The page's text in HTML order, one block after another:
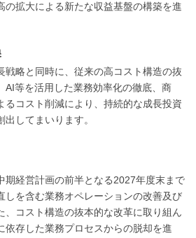
の拡大による新たな収益基盤の構築を進
戦略と同時に、従来の高コスト構造の抜
AI等を活用した業務効率化の徹底、商
るコスト削減により、持続的な成長投資
してまいります。
期経営計画の前半となる2027年度末まで
しを含む業務オペレーションの改善及び
、コスト構造の抜本的な改革に取り組ん
依存した業務プロセスからの脱却を進